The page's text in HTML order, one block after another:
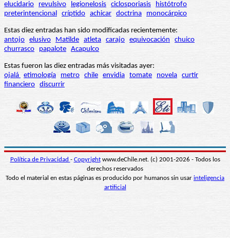
elucidario
revulsivo legionelosis ciclosporiasis
histótrofo
preterintencional críptido achicar doctrina monocárpico
Estas diez entradas han sido modificadas recientemente:
antojo elusivo Matilde atleta carajo equivocación
chuico
churrasco
papalote Acapulco
Estas fueron las diez entradas más visitadas ayer:
ojalá etimología metro chile envidia tomate novela curtir
financiero discurrir
Política de Privacidad - Copyrightwww.deChile.net. (c) 2001-2026 - Todos los
derechos reservados
Todo el material en estas páginas es producido por humanos sin usar inteligencia
artificial